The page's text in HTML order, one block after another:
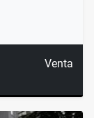
Venta